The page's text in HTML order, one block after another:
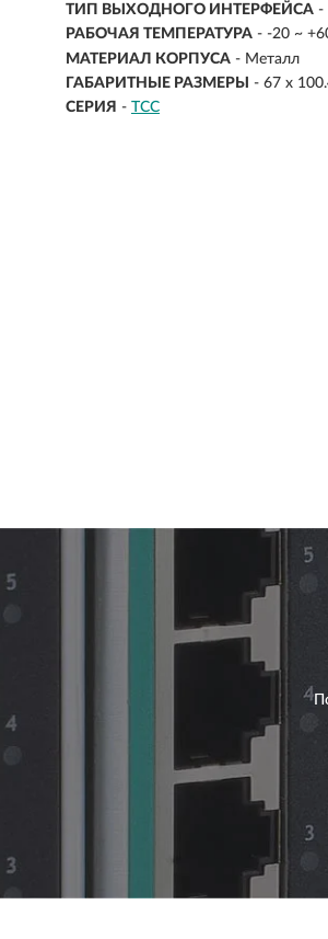
ТИП ВЫХОДНОГО ИНТЕРФЕЙСА -
РАБОЧАЯ ТЕМПЕРАТУРА - -20 ~
МАТЕРИАЛ КОРПУСА - Металл
ГАБАРИТНЫЕ РАЗМЕРЫ
- 67 x
СЕРИЯ - TCC